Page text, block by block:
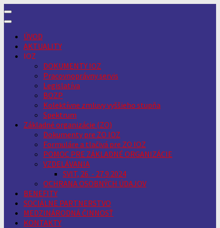
Skip
to
ÚVOD
AKTUALITY
IOZ
DOKUMENTY IOZ
Pracovnoprávny servis
Legislatíva
BOZP
Kolektívne zmluvy vyššieho stupňa
Spektrum
Základné organizácie (ZO)
Dokumenty pre ZO IOZ
Formuláre a tlačivá pre ZO IOZ
POMOC PRE ZÁKLADNÉ ORGANIZÁCIE
VZDELÁVANIA
SVIT, 26. - 27.9.2024
OCHRANA OSOBNÝCH ÚDAJOV
BENEFITY
SOCIÁLNE PARTNERSTVO
MEDZINÁRODNÁ ČINNOSŤ
KONTAKTY